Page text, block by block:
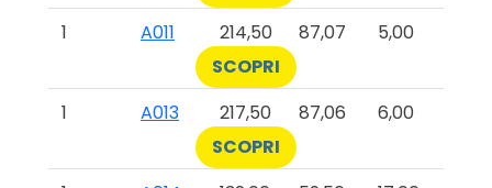
1
A011 214,50 87,07
5,00
SCOPRI
1
A013 217,50 87,06
6,00
SCOPRI